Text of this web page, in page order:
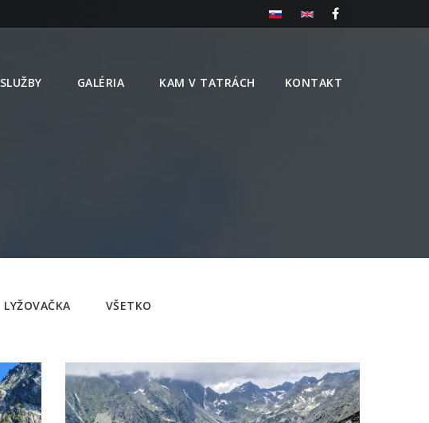
SLUŽBY GALÉRIA KAM V TATRÁCH KONTAKT
LYŽOVAČKA VŠETKO